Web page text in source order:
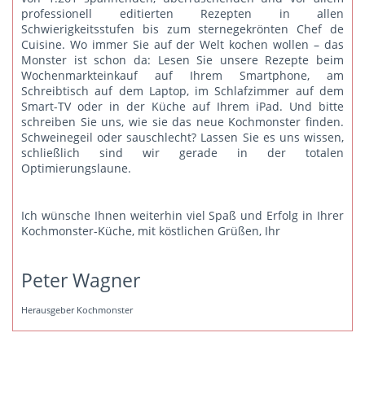
professionell editierten Rezepten in allen
Schwierigkeitsstufen bis zum sternegekrönten Chef de
Cuisine. Wo immer Sie auf der Welt kochen wollen – das
Monster ist schon da: Lesen Sie unsere Rezepte beim
Wochenmarkteinkauf auf Ihrem Smartphone, am
Schreibtisch auf dem Laptop, im Schlafzimmer auf dem
Smart-TV oder in der Küche auf Ihrem iPad. Und bitte
schreiben Sie uns, wie sie das neue Kochmonster finden.
Schweinegeil oder sauschlecht? Lassen Sie es uns wissen,
schließlich sind wir gerade in der totalen
Optimierungslaune.
Ich wünsche Ihnen weiterhin viel Spaß und Erfolg in Ihrer
Kochmonster-Küche, mit köstlichen Grüßen, Ihr
Peter Wagner
Herausgeber Kochmonster